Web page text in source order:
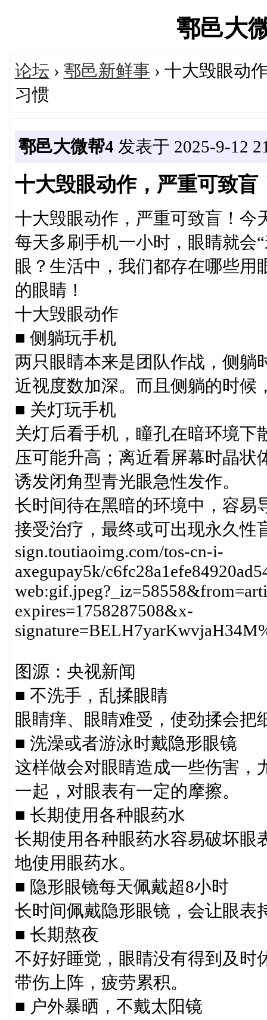
鄠邑大
论坛 › 鄠邑新鲜事 › 十大毁眼动
习惯
鄠邑大微帮4 发表于 2025-9-12
十大毁眼动作，严重可致
十大毁眼动作，严重可致盲！今
每天多刷手机一小时，眼睛就会
眼？生活中，我们都存在哪些用
的眼睛！
十大毁眼动作
■ 侧躺玩手机
两只眼睛本来是团队作战，侧躺
近视度数加深。而且侧躺的时候
■ 关灯玩手机
关灯后看手机，瞳孔在暗环境下
压可能升高；离近看屏幕时晶状
诱发闭角型青光眼急性发作。
长时间待在黑暗的环境中，容易
接受治疗，最终或可出现永久性
sign.toutiaoimg.com/tos-cn-i-
axegupay5k/
expires=1758287508&x-
图源：央视新闻
■ 不洗手，乱揉眼睛
眼睛痒、眼睛难受，使劲揉会把
■ 洗澡或者游泳时戴隐形眼镜
这样做会对眼睛造成一些伤害，
一起，对眼表有一定的摩擦。
■ 长期使用各种眼药水
长期使用各种眼药水容易破坏眼
地使用眼药水。
■ 隐形眼镜每天佩戴超8小时
长时间佩戴隐形眼镜，会让眼表
■ 长期熬夜
不好好睡觉，眼睛没有得到及时
带伤上阵，疲劳累积。
■ 户外暴晒，不戴太阳镜